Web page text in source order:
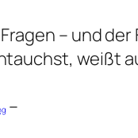
– und der
weißt
–